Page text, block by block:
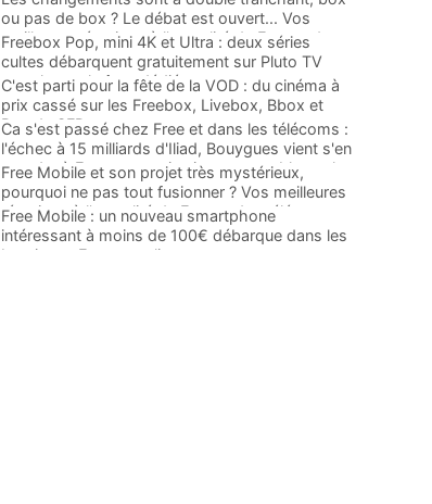
ou pas de box ? Le débat est ouvert... Vos
meilleures réactions à l'actualité de Free et des
télécoms
Freebox Pop, mini 4K et Ultra : deux séries
cultes débarquent gratuitement sur Pluto TV
avec leurs chaînes dédiées
C'est parti pour la fête de la VOD : du cinéma à
prix cassé sur les Freebox, Livebox, Bbox et
Box de SFR
...
Ca s'est passé chez Free et dans les télécoms :
l'échec à 15 milliards d'Iliad, Bouygues vient s'en
prendre à Free, un service incontournable sur les
Freebox...
...
Free Mobile et son projet très mystérieux,
pourquoi ne pas tout fusionner ? Vos meilleures
réactions à l'actualité de Free et des télécoms
Free Mobile : un nouveau smartphone
intéressant à moins de 100€ débarque dans les
boutiques Free et en ligne